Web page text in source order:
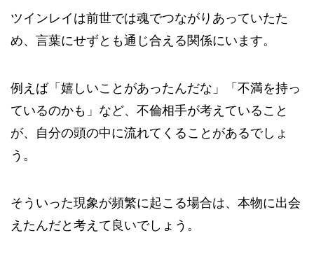
ツインレイは前世では魂でつながりあっていたた
め、言葉にせずとも通じ合える関係にいます。
例えば「嬉しいことがあったんだな」「不満を持っ
ているのかも」など、不倫相手が考えていること
が、自分の頭の中に流れてくることがあるでしょ
う。
そういった現象が頻繁に起こる場合は、本物に出会
えたんだと考えて良いでしょう。